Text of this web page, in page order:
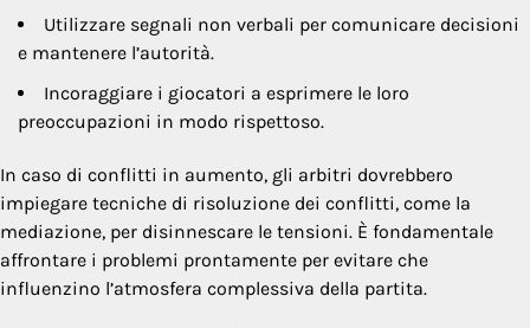
Utilizzare segnali non verbali per comunicare decisioni
e mantenere l’autorità.
Incoraggiare i giocatori a esprimere le loro
preoccupazioni in modo rispettoso.
In caso di conflitti in aumento, gli arbitri dovrebbero
impiegare tecniche di risoluzione dei conflitti, come la
mediazione, per disinnescare le tensioni. È fondamentale
affrontare i problemi prontamente per evitare che
influenzino l’atmosfera complessiva della partita.